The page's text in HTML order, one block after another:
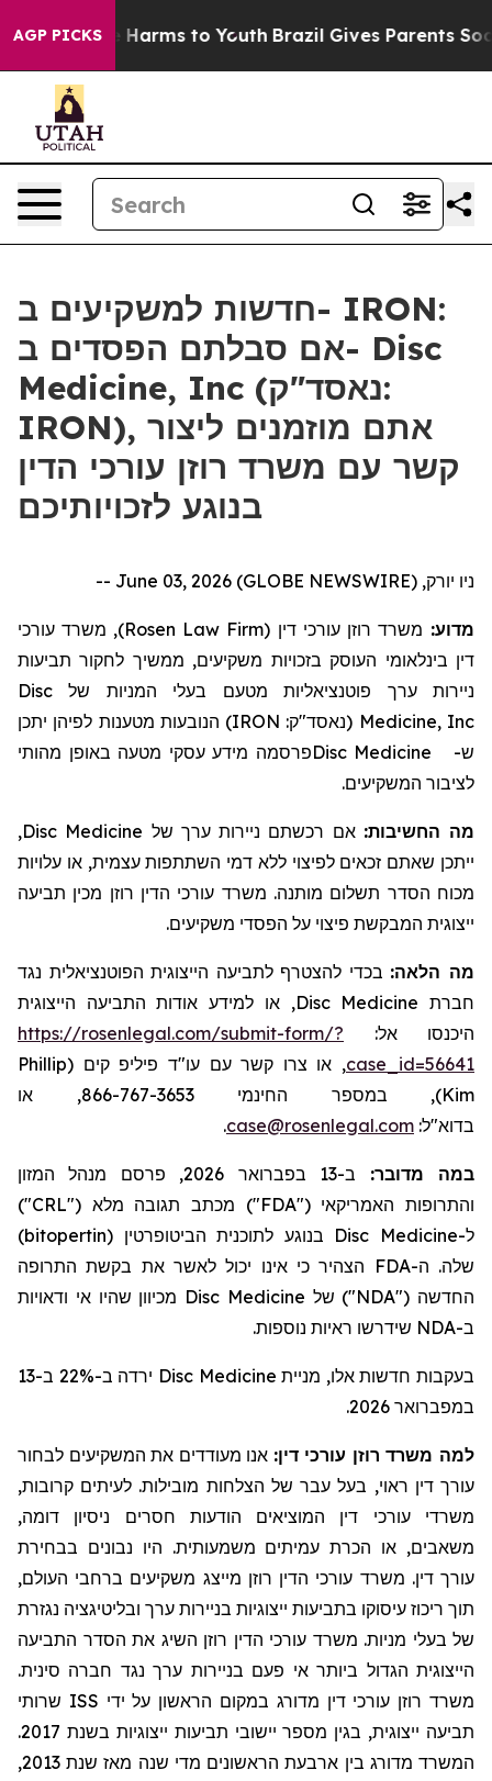
AGP PICKS
to Abate Harms to Youth Brazil Gives Parents Social
חדשות למשקיעים ב- IRON:
אם סבלתם הפסדים ב- Disc
Medicine, Inc (נאסד"ק:
IRON), אתם מוזמנים ליצור
קשר עם משרד רוזן עורכי הדין
בנוגע לזכויותיכם
ניו יורק, June 03, 2026 (GLOBE NEWSWIRE) --
מדוע: משרד רוזן עורכי דין (Rosen Law Firm
), משרד עורכי
דין בינלאומי העוסק בזכויות משקיעים, ממשיך לחקור תביעות
ניירות ערך פוטנציאליות מטעם בעלי המניות של Disc
Medicine, Inc (נאסד"ק: IRON
) הנובעות מטענות לפיהן יתכן
ש-
Disc Medicineפרסמה מידע עסקי מטעה באופן מהותי
לציבור המשקיעים.
מה החשיבות: אם רכשתם ניירות ערך של Disc Medicine
,
ייתכן שאתם זכאים לפיצוי ללא דמי השתתפות עצמית, או עלויות
מכוח הסדר תשלום מותנה. משרד עורכי הדין רוזן מכין תביעה
ייצוגית המבקשת פיצוי על הפסדי משקיעים.
מה הלאה: בכדי להצטרף לתביעה הייצוגית הפוטנציאלית נגד
חברת Disc Medicine, או למידע אודות התביעה הייצוגית
היכנסו אל: https://rosenlegal.com/submit-form/?
case_id=56641, או צרו קשר עם עו"ד פיליפ קים (Phillip
Kim
), במספר החינמי 866-767-3653, או
בדוא"ל: case@rosenlegal.com
.
במה מדובר:
ב-13 בפברואר 2026, פרסם מנהל המזון
והתרופות האמריקאי ("FDA") מכתב תגובה מלא ("CRL
")
ל-Disc Medicine בנוגע לתוכנית הביטופרטין (bitopertin
)
שלה. ה-FDA הצהיר כי אינו יכול לאשר את בקשת התרופה
החדשה ("NDA") של Disc Medicine מכיוון שהיו אי ודאויות
ב-NDA שידרשו ראיות נוספות.
בעקבות חדשות אלו, מניית Disc Medicine
ירדה ב-22% ב-13
במפברואר 2026.
למה משרד רוזן עורכי דין: אנו מעודדים את המשקיעים לבחור
עורך דין ראוי, בעל עבר של הצלחות מובילות. לעיתים קרובות,
משרדי עורכי דין המוציאים הודעות חסרים ניסיון דומה,
משאבים, או הכרת עמיתים משמעותית. היו נבונים בבחירת
עורך דין. משרד עורכי הדין רוזן מייצג משקיעים ברחבי העולם,
תוך ריכוז עיסוקו בתביעות ייצוגיות בניירות ערך ובליטיגציה נגזרת
של בעלי מניות. משרד עורכי הדין רוזן השיג את הסדר התביעה
הייצוגית הגדול ביותר אי פעם בניירות ערך נגד חברה סינית.
משרד רוזן עורכי דין מדורג במקום הראשון על ידי ISS שרותי
תביעה ייצוגית, בגין מספר יישובי תביעות ייצוגיות בשנת 2017.
המשרד מדורג בין ארבעת הראשונים מדי שנה מאז שנת 2013,